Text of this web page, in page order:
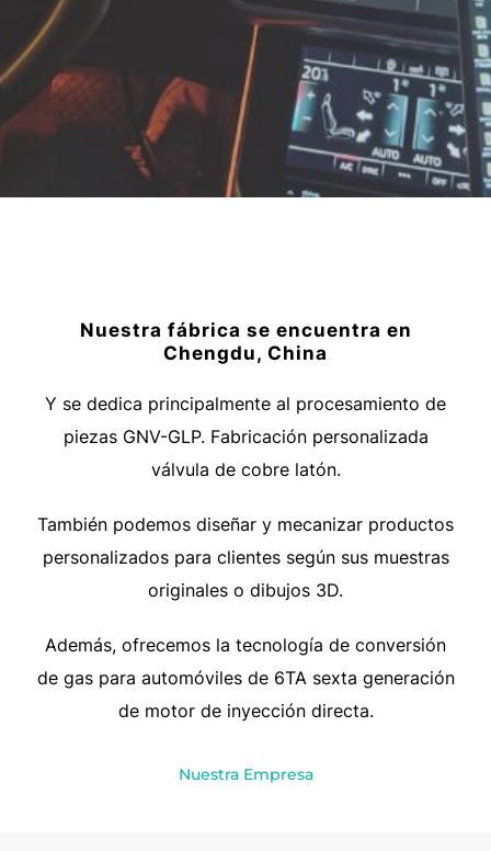
Nuestra fábrica se encuentra en
Chengdu, China
Y se dedica principalmente al procesamiento de
piezas GNV-GLP. Fabricación personalizada
válvula de cobre latón.
También podemos diseñar y mecanizar productos
personalizados para clientes según sus muestras
originales o dibujos 3D.
Además, ofrecemos la tecnología de conversión
de gas para automóviles de 6TA sexta generación
de motor de inyección directa.
Nuestra Empresa